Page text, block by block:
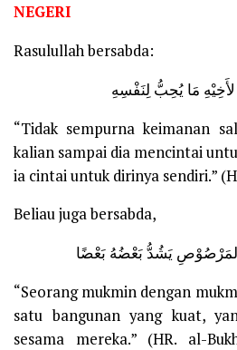
NEGERI
Rasulullah bersabda:
مَا يُحِبُّ لِنَفْسِهِ
“Tidak sempurna keimanan
kalian sampai dia mencintai
ia cintai untuk dirinya sendiri.”
Beliau juga bersabda,
المَرْصُوْصِ يَشُدُّ بَعْضُهُ بَعْضًا
“Seorang mukmin dengan
satu bangunan yang kuat,
sesama mereka.” (HR. al-